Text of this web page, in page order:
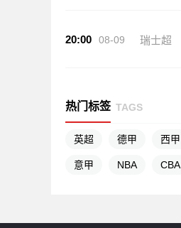
20:00 08-09 瑞士超
热门标签 TAGS
英超 德甲 西甲
意甲 NBA CBA